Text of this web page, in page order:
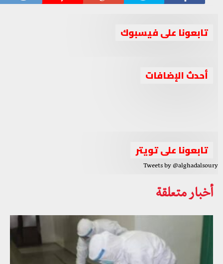
تابعونا على فيسبوك
أحدث الإضافات
جبهة السلام والحرية تدين استهداف حزب العمال
الكوردستاني لقوات البيشمركة بإقليم كوردستان
جبهة السلام والحرية تعقد اجتماعا برئاسة الشيخ أحمد الجربا
تابعونا على تويتر
Tweets by @alghadalsoury
أخبار متعلقة